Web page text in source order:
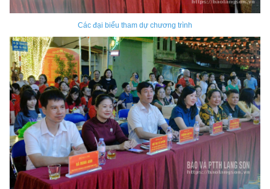
Các đại biểu tham dự chương trình